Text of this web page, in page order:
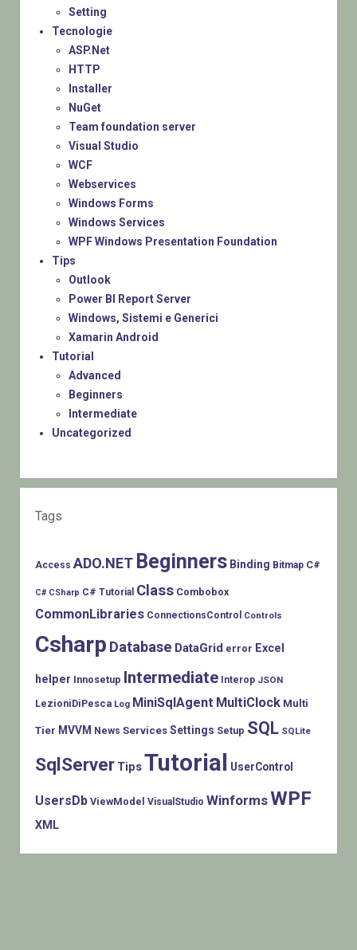
Setting
Tecnologie
ASP.Net
HTTP
Installer
NuGet
Team foundation server
Visual Studio
WCF
Webservices
Windows Forms
Windows Services
WPF Windows Presentation Foundation
Tips
Outlook
Power BI Report Server
Windows, Sistemi e Generici
Xamarin Android
Tutorial
Advanced
Beginners
Intermediate
Uncategorized
Tags
Access ADO.NET Beginners Binding Bitmap C#
C# CSharp C# Tutorial Class Combobox
CommonLibraries ConnectionsControl Controls
Csharp Database DataGrid error Excel
helper Innosetup Intermediate Interop JSON
LezioniDiPesca Log MiniSqlAgent MultiClock Multi
Tier MVVM News Services Settings Setup SQL SQLite
SqlServer TipsTutorial UserControl
UsersDb ViewModel VisualStudio WinformsWPF
XML